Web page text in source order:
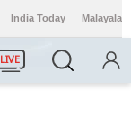
India Today Malayalam
LIVE